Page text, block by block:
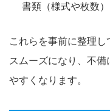
書類（様式や枚数
これらを事前に整理
スムーズになり、不
やすくなります。